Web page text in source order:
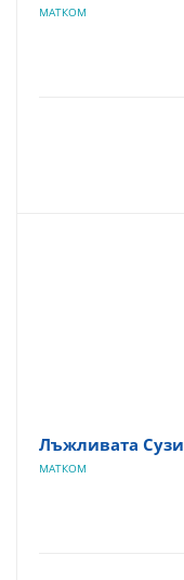
МАТКОМ
Лъжливата Сузи
МАТКОМ